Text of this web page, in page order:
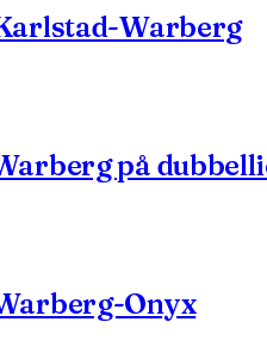
Warberg
på
Onyx